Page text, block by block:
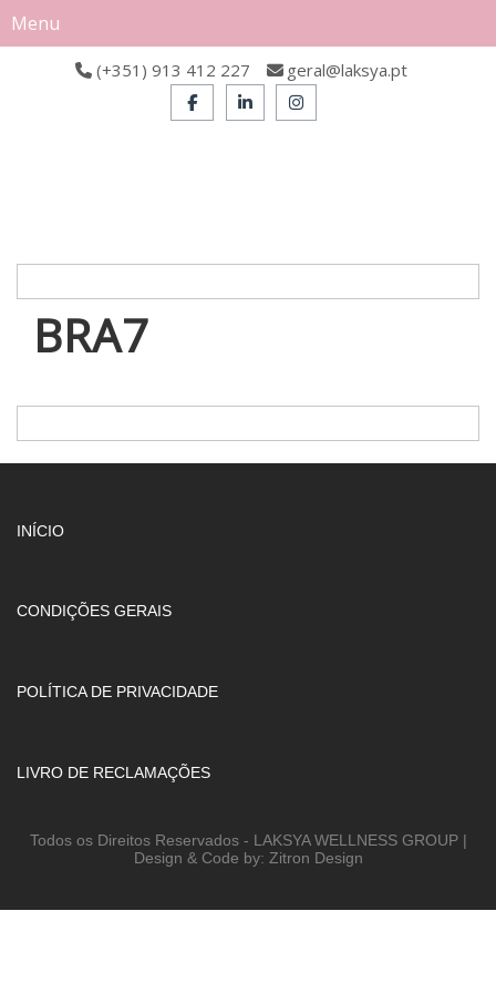
Menu
(+351) 913 412 227 geral@laksya.pt
BRA7
INÍCIO
CONDIÇÕES GERAIS
POLÍTICA DE PRIVACIDADE
LIVRO DE RECLAMAÇÕES
Todos os Direitos Reservados - LAKSYA WELLNESS GROUP |
Design & Code by: Zitron Design